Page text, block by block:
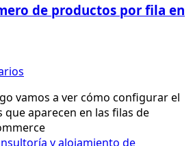
de productos por fila en
vamos a ver cómo configurar el
aparecen en las filas de